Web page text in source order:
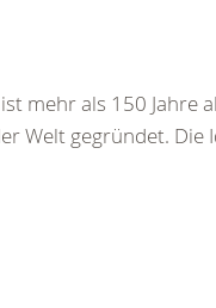
mehr als 150 Jahre
Welt gegründet. Die